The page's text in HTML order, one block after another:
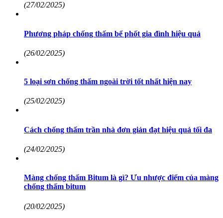
(27/02/2025)
Phương pháp chống thấm bể phốt gia đình hiệu quả
(26/02/2025)
5 loại sơn chống thấm ngoài trời tốt nhất hiện nay
(25/02/2025)
Cách chống thấm trần nhà đơn giản đạt hiệu quả tối đa
(24/02/2025)
Màng chống thấm Bitum là gì? Ưu nhược điểm của màng
chống thấm bitum
(20/02/2025)